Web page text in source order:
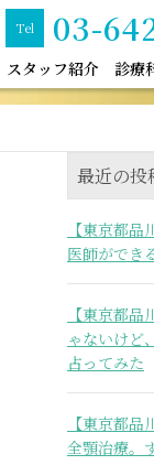
Tel 03-
スタッフ紹介 診療
最近の投
【東京都
医師ができ
【東京都
ゃないけど
占ってみた
【東京都
全顎治療。